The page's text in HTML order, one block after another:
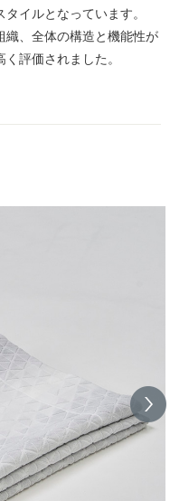
イルとなっています。
織、全体の構造と機能性が
評価されました。